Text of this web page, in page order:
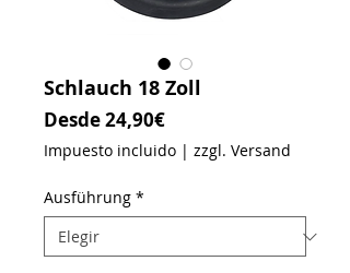
Schlauch 18 Zoll
Desde24,90€Precio de oferta
Impuesto incluido | zzgl. Versand
Ausführung *